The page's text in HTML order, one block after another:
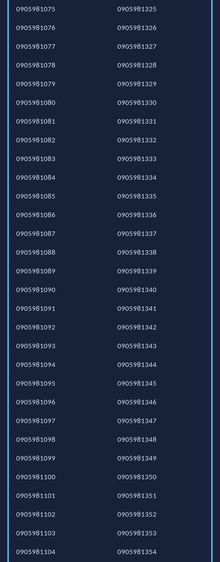
0905981075
0905981076
0905981077
0905981078
0905981079
0905981080
0905981081
0905981082
0905981083
0905981084
0905981085
0905981086
0905981087
0905981088
0905981089
0905981090
0905981091
0905981092
0905981093
0905981094
0905981095
0905981096
0905981097
0905981098
0905981099
0905981100
0905981101
0905981102
0905981103
0905981104
0905981325
0905981326
0905981327
0905981328
0905981329
0905981330
0905981331
0905981332
0905981333
0905981334
0905981335
0905981336
0905981337
0905981338
0905981339
0905981340
0905981341
0905981342
0905981343
0905981344
0905981345
0905981346
0905981347
0905981348
0905981349
0905981350
0905981351
0905981352
0905981353
0905981354